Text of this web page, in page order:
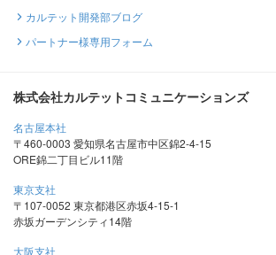
カルテット開発部ブログ
パートナー様専用フォーム
株式会社カルテットコミュニケーションズ
名古屋本社
〒460-0003 愛知県名古屋市中区錦2-4-15
ORE錦二丁目ビル11階
東京支社
〒107-0052 東京都港区赤坂4-15-1
赤坂ガーデンシティ14階
大阪支社